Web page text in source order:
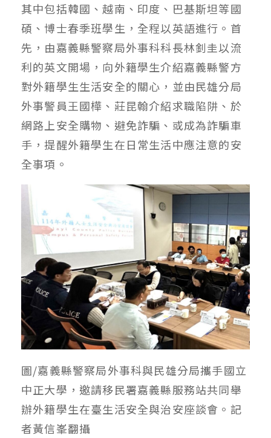
其中包括韓國、越南、印度、巴基斯坦等國
碩、博士春季班學生，全程以英語進行。首
先，由嘉義縣警察局外事科科長林釗圭以流
利的英文開場，向外籍學生介紹嘉義縣警方
對外籍學生生活安全的關心，並由民雄分局
外事警員王國樺、莊昆翰介紹求職陷阱、於
網路上安全購物、避免詐騙、或成為詐騙車
手，提醒外籍學生在日常生活中應注意的安
全事項。
圖/嘉義縣警察局外事科與民雄分局攜手國立
中正大學，邀請移民署嘉義縣服務站共同舉
辦外籍學生在臺生活安全與治安座談會。記
者黃信峯翻攝